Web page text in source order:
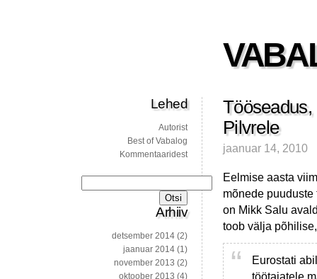
Tööseadus,
Pilvrele
jaanuar 14, 2010
Eelmise aasta
mõnede
on Mikk Salu
toob välja
Eurostati
töötajatele
Lehed
Autorist
Best of Vabalog
Kommentaaridest
Arhiiv
detsember 2014 (2)
jaanuar 2014 (1)
november 2013 (2)
oktoober 2013 (4)